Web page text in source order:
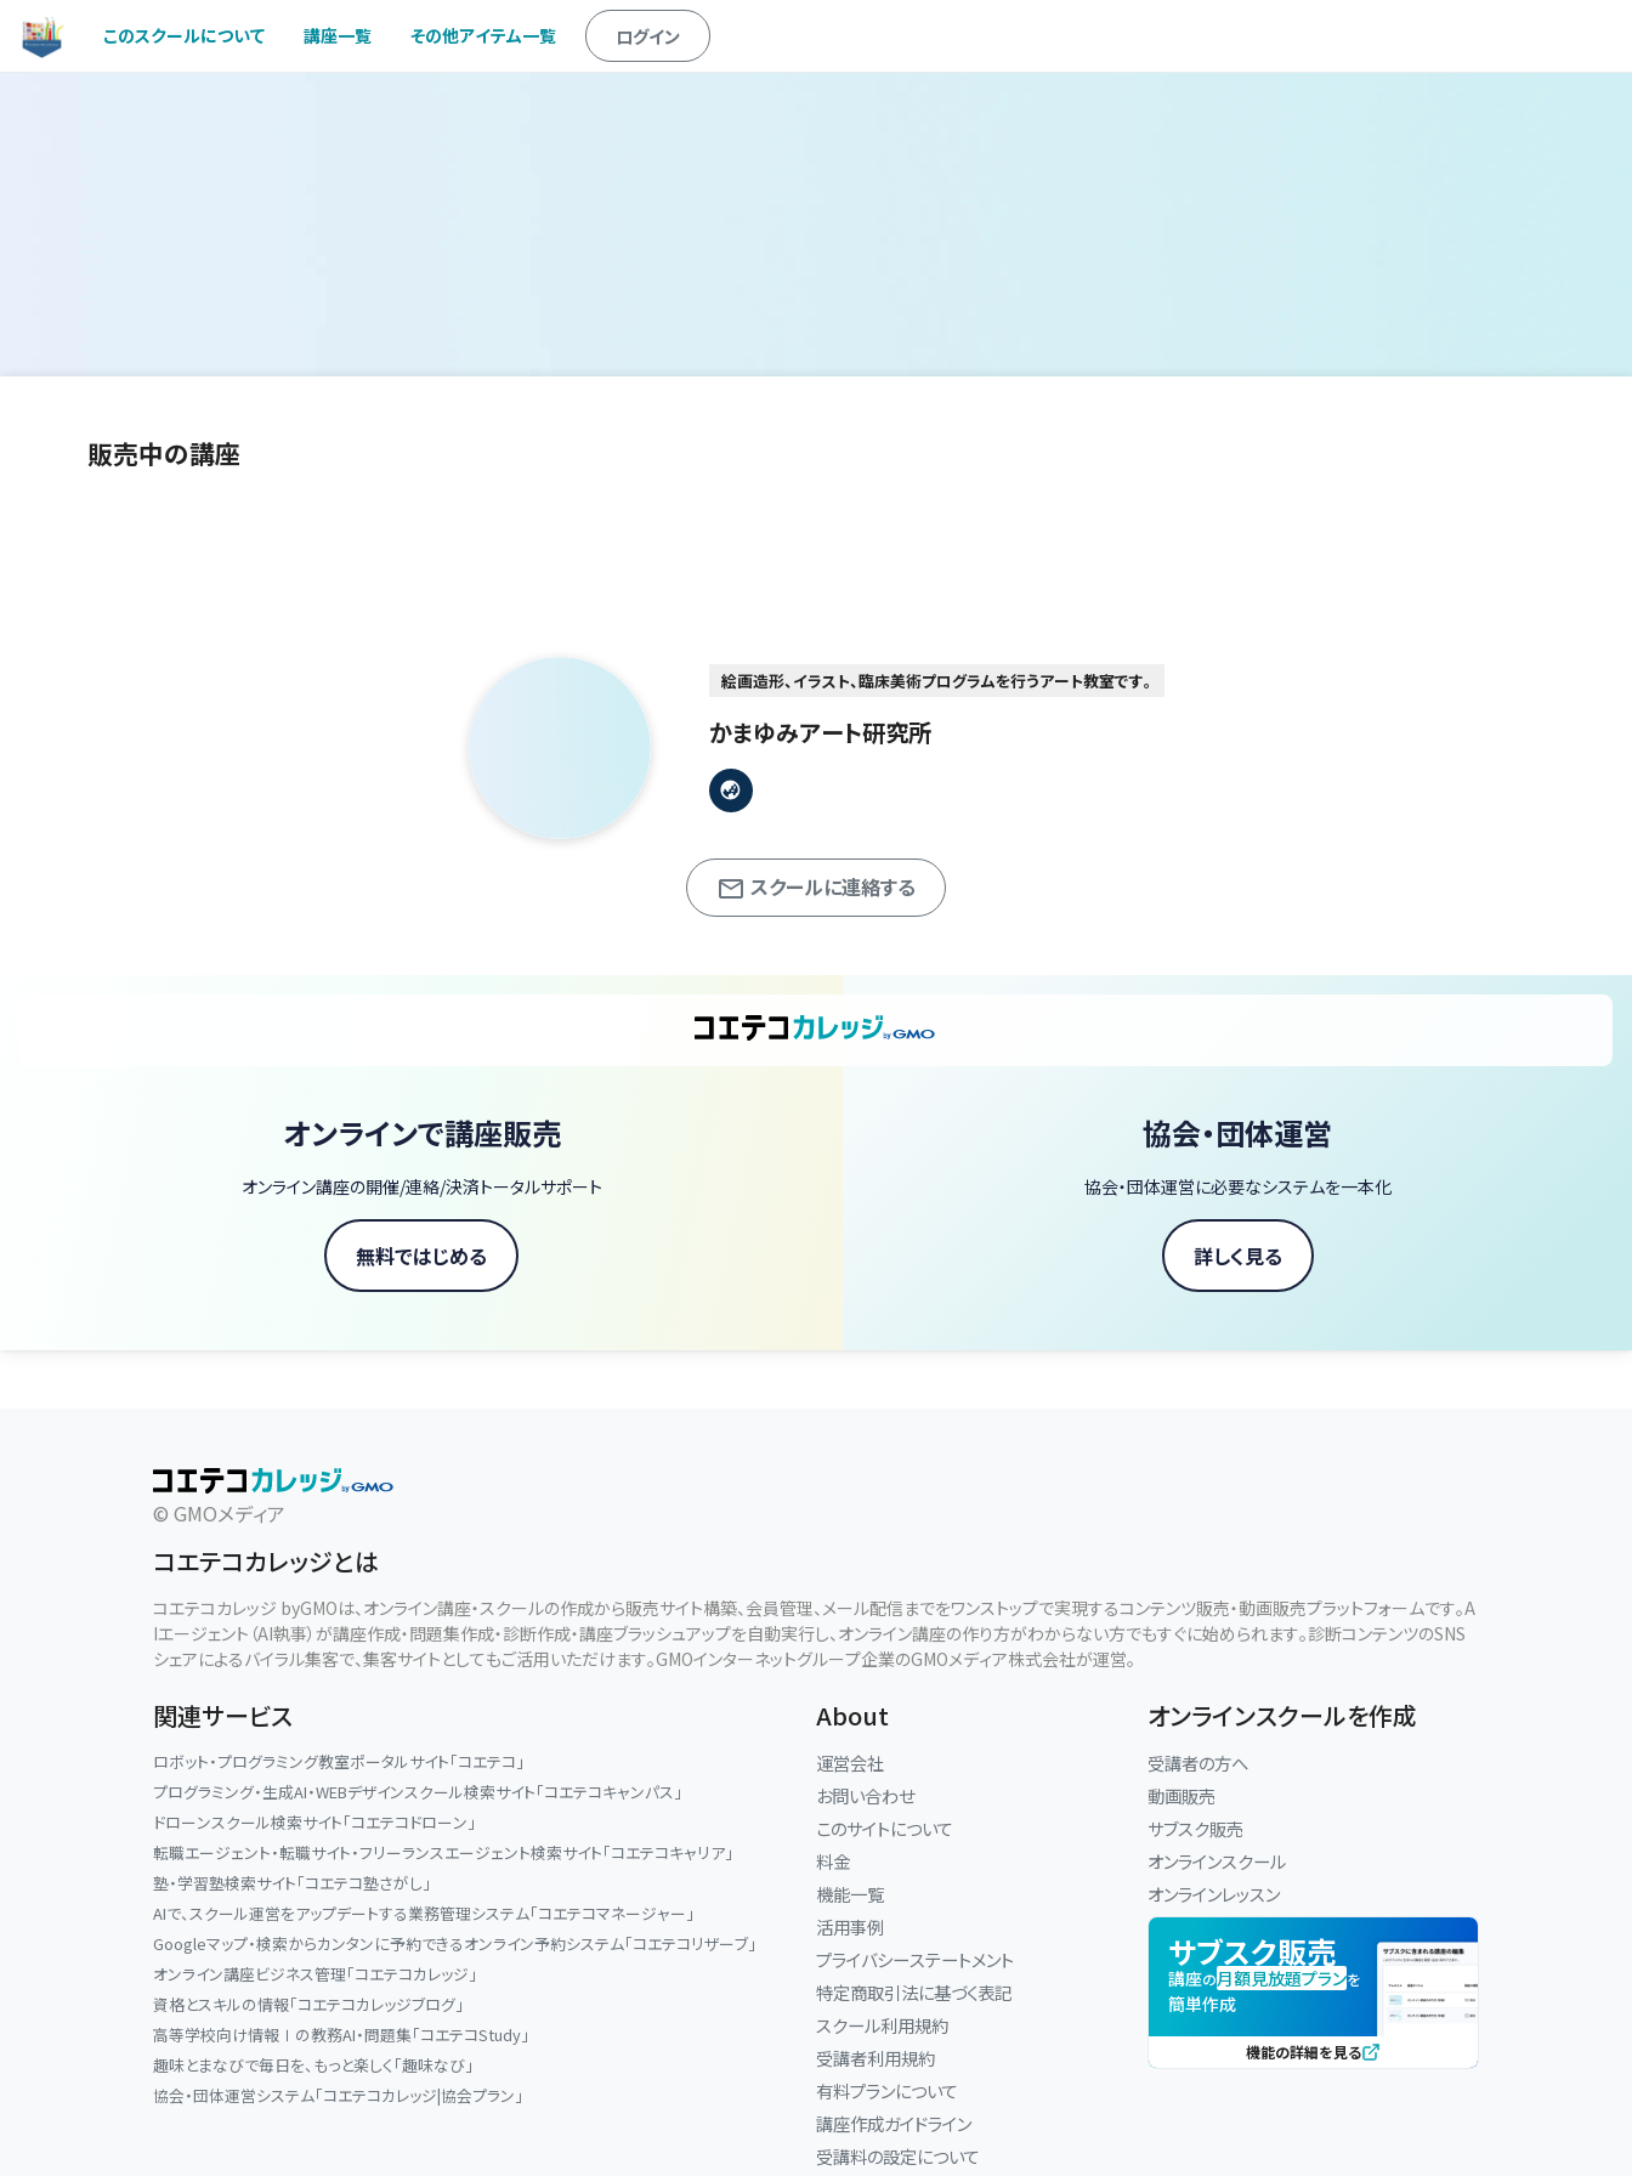
このスクールについて 講座一覧 その他アイテム一覧 ログイン
販売中の講座
絵画造形、イラスト、臨床美術プログラムを行うアート教室です。
かまゆみアート研究所
スクールに連絡する
オンラインで講座販売
オンライン講座の開催/連絡/決済トータルサポート
無料ではじめる
協会・団体運営
協会・団体運営に必要なシステムを一本化
詳しく見る
© GMOメディア
コエテコカレッジとは
コエテコカレッジ byGMOは、オンライン講座・スクールの作成から販売サイト構築、会員管理、メール配信までをワンストップで実現するコンテンツ販売・動画販売プラットフォームです。A
Iエージェント（AI執事）が講座作成・問題集作成・診断作成・講座ブラッシュアップを自動実行し、オンライン講座の作り方がわからない方でもすぐに始められます。診断コンテンツのSNS
シェアによるバイラル集客で、集客サイトとしてもご活用いただけます。GMOインターネットグループ企業のGMOメディア株式会社が運営。
関連サービス
ロボット・プログラミング教室ポータルサイト「コエテコ」
プログラミング・生成AI・WEBデザインスクール検索サイト「コエテコキャンパス」
ドローンスクール検索サイト「コエテコドローン」
転職エージェント・転職サイト・フリーランスエージェント検索サイト「コエテコキャリア」
塾・学習塾検索サイト「コエテコ塾さがし」
AIで、スクール運営をアップデートする業務管理システム「コエテコマネージャー」
Googleマップ・検索からカンタンに予約できるオンライン予約システム「コエテコリザーブ」
オンライン講座ビジネス管理「コエテコカレッジ」
資格とスキルの情報「コエテコカレッジブログ」
高等学校向け情報Ⅰの教務AI・問題集「コエテコStudy」
趣味とまなびで毎日を、もっと楽しく「趣味なび」
協会・団体運営システム「コエテコカレッジ|協会プラン」
About
運営会社
お問い合わせ
このサイトについて
料金
機能一覧
活用事例
プライバシーステートメント
特定商取引法に基づく表記
スクール利用規約
受講者利用規約
有料プランについて
講座作成ガイドライン
受講料の設定について
オンラインスクールを作成
受講者の方へ
動画販売
サブスク販売
オンラインスクール
オンラインレッスン
サブスク販売
講座の月額見放題プランを
簡単作成
機能の詳細を見る